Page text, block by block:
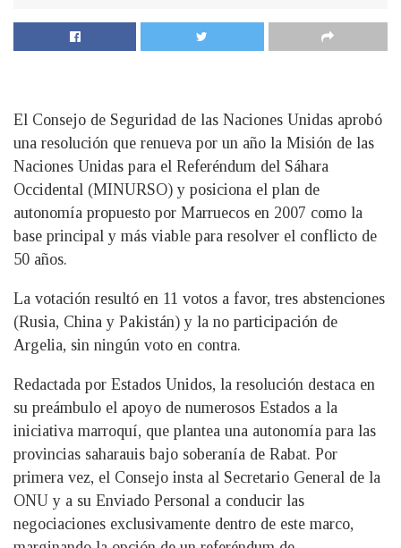
El Consejo de Seguridad de las Naciones Unidas aprobó
una resolución que renueva por un año la Misión de las
Naciones Unidas para el Referéndum del Sáhara
Occidental (MINURSO) y posiciona el plan de
autonomía propuesto por Marruecos en 2007 como la
base principal y más viable para resolver el conflicto de
50 años.
La votación resultó en 11 votos a favor, tres abstenciones
(Rusia, China y Pakistán) y la no participación de
Argelia, sin ningún voto en contra.
Redactada por Estados Unidos, la resolución destaca en
su preámbulo el apoyo de numerosos Estados a la
iniciativa marroquí, que plantea una autonomía para las
provincias saharauis bajo soberanía de Rabat. Por
primera vez, el Consejo insta al Secretario General de la
ONU y a su Enviado Personal a conducir las
negociaciones exclusivamente dentro de este marco,